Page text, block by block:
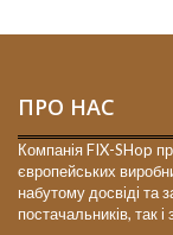
ПРО НАС
Компанія FIX-SHop
європейських
набутому досвіді та
постачальників, так і